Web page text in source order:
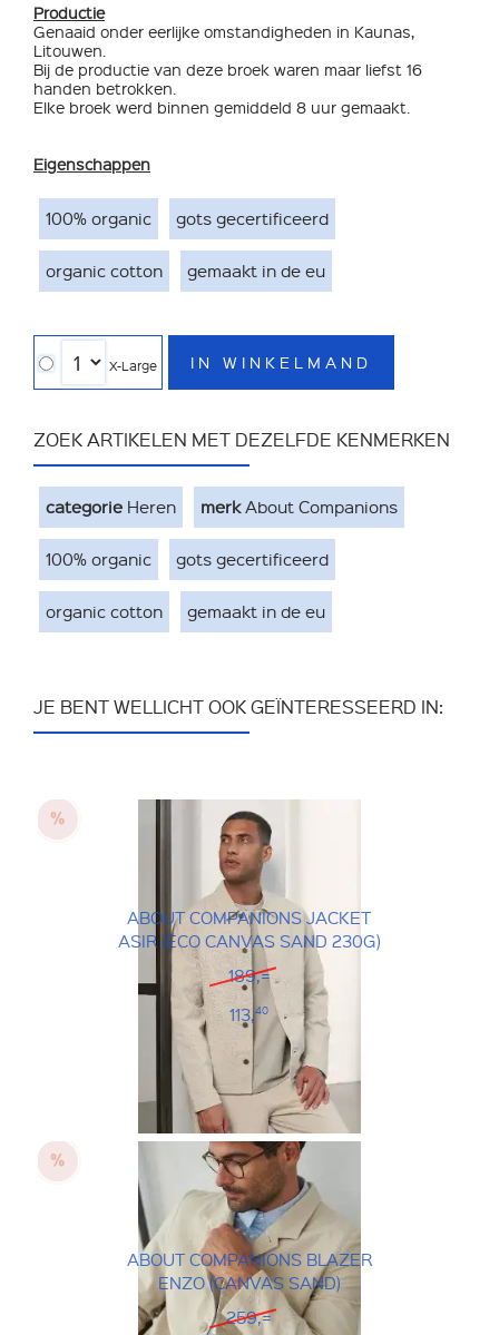
Productie
Genaaid onder eerlijke omstandigheden in Kaunas,
Litouwen.
Bij de productie van deze broek waren maar liefst 16
handen betrokken.
Elke broek werd binnen gemiddeld 8 uur gemaakt.
Eigenschappen
100% organic gots gecertificeerd
organic cotton gemaakt in de eu
X-Large IN WINKELMAND
ZOEK ARTIKELEN MET DEZELFDE KENMERKEN
categorie Heren merkAbout Companions
100% organic gots gecertificeerd
organic cotton gemaakt in de eu
JE BENT WELLICHT OOK GEÏNTERESSEERD IN:
ABOUT COMPANIONS JACKET
ASIR (ECO CANVAS SAND 230G)
189,=
113,40
ABOUT COMPANIONS BLAZER
ENZO (CANVAS SAND)
259,=